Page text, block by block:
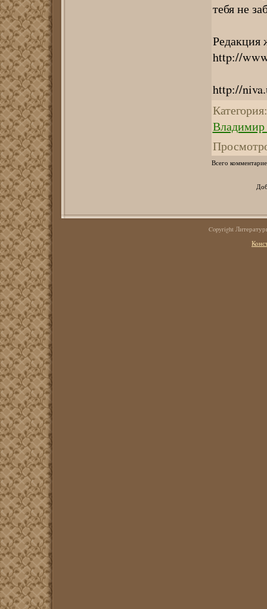
тебя не
Редакция
http://
http://
Категория:
Владимир
Всего
Copyright